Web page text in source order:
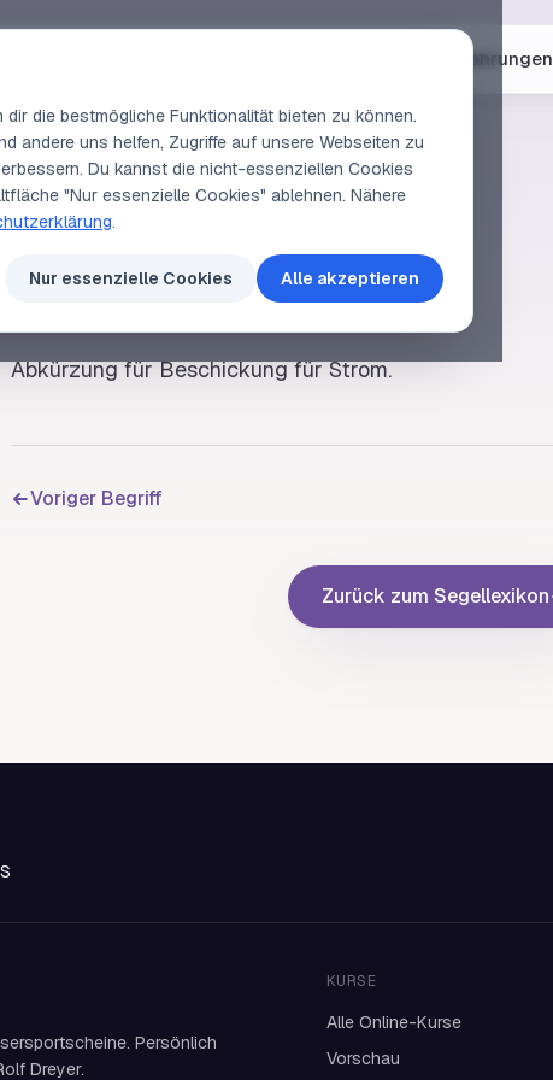
Erfahrungen
SEGELLEXIKON
BS
Abkürzung fürBeschickung für Strom.
Voriger Begriff
Zurück zum Segellexikon
Persönlich
Dreyer.
KURSE
Alle Online-Kurse
Vorschau
die bestmögliche Funktionalität bieten zu können.
andere uns helfen, Zugriffe auf unsere Webseiten zu
Du kannst die nicht-essenziellen Cookies
"Nur essenzielle Cookies" ablehnen. Nähere
.
Nur essenzielle Cookies Alle akzeptieren